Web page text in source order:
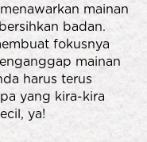
mainan
badan.
fokusnya
mainan
harus terus
yang kira-kira
ya!